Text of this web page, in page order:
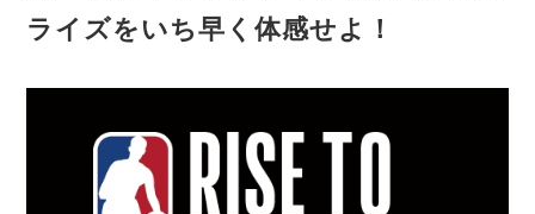
ライズをいち早く体感せよ！